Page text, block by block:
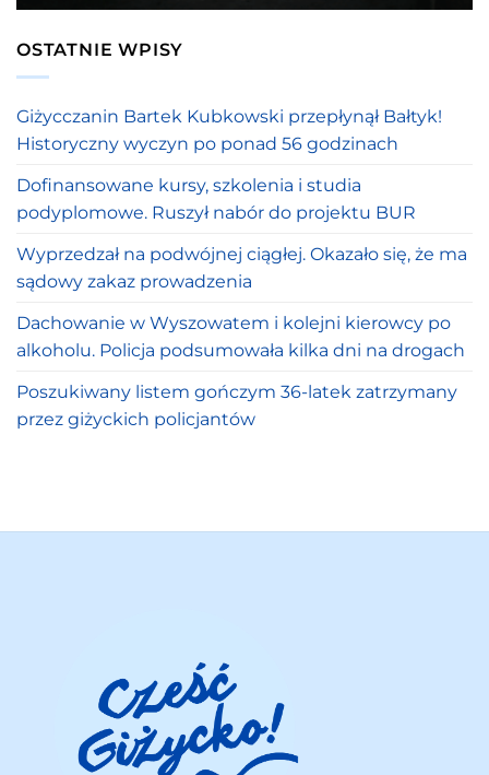
OSTATNIE WPISY
Giżycczanin Bartek Kubkowski przepłynął Bałtyk!
Historyczny wyczyn po ponad 56 godzinach
Dofinansowane kursy, szkolenia i studia
podyplomowe. Ruszył nabór do projektu BUR
Wyprzedzał na podwójnej ciągłej. Okazało się, że ma
sądowy zakaz prowadzenia
Dachowanie w Wyszowatem i kolejni kierowcy po
alkoholu. Policja podsumowała kilka dni na drogach
Poszukiwany listem gończym 36-latek zatrzymany
przez giżyckich policjantów